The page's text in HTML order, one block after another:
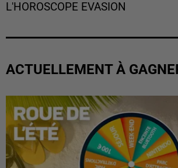
L'HOROSCOPE EVASION
ACTUELLEMENT À